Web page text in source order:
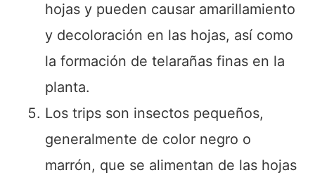
hojas y pueden causar amarillamiento
y decoloración en las hojas, así como
la formación de telarañas finas en la
planta.
Los trips son insectos pequeños,
generalmente de color negro o
marrón, que se alimentan de las hojas